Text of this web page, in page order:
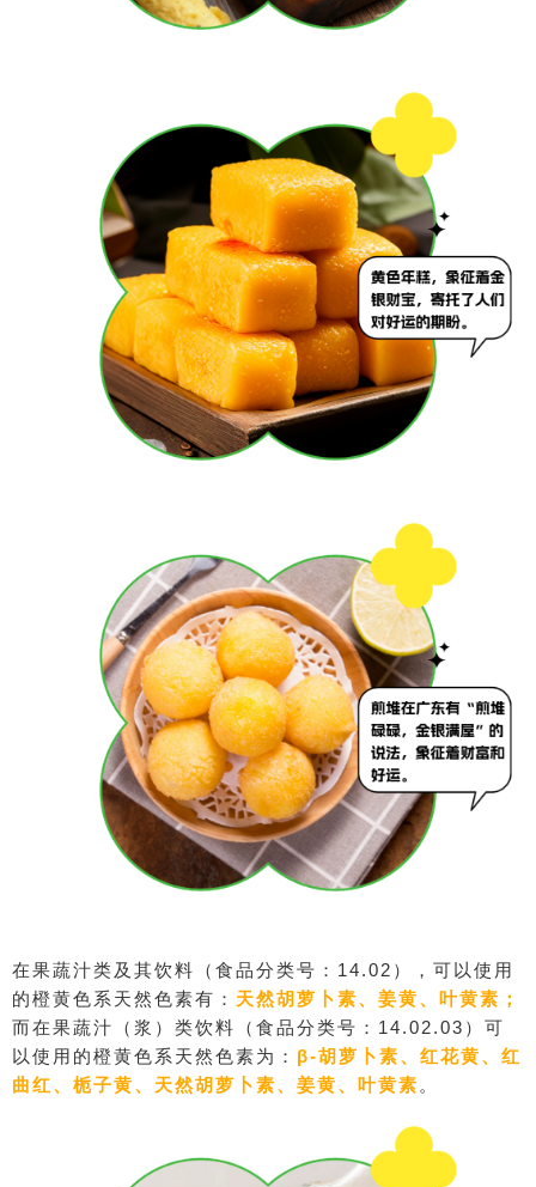
在果蔬汁类及其饮料（食品分类号：14.02），可以使用
的橙黄色系天然色素有： 天然胡萝卜素、姜黄、叶黄素；
而在果蔬汁（浆）类饮料（食品分类号：14.02.03）可
以使用的橙黄色系天然色素为： β-胡萝卜素、红花黄、红
曲红、栀子黄、 天然胡萝卜素、姜黄、叶黄素 。